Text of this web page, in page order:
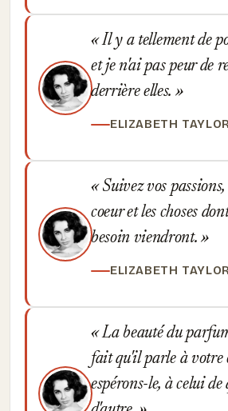
Il y a tellement de
et je n'ai pas peur de
derrière elles.
ELIZABETH
Suivez vos
coeur et les choses
besoin viendront.
ELIZABETH
La beauté du
fait qu'il parle à votre
espérons-le, à celui de